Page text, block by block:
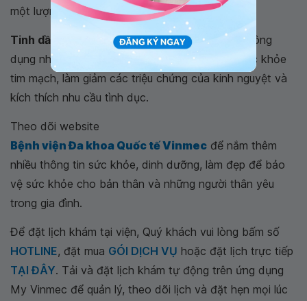
một lượng nhỏ.
Tinh dầu ngọc lan tâyđược biết đến với các công
dụng như làm đẹp da, chăm sóc tóc, bảo vệ sức khỏe
tim mạch, làm giảm các triệu chứng của kinh nguyệt và
kích thích nhu cầu tình dục.
Theo dõi website
Bệnh viện Đa khoa Quốc tế Vinmec để nắm thêm
nhiều thông tin sức khỏe, dinh dưỡng, làm đẹp để bảo
vệ sức khỏe cho bản thân và những người thân yêu
trong gia đình.
Để đặt lịch khám tại viện, Quý khách vui lòng bấm số
HOTLINE, đặt mua GÓI DỊCH VỤ hoặc đặt lịch trực tiếp
TẠI ĐÂY. Tải và đặt lịch khám tự động trên ứng dụng
My Vinmec để quản lý, theo dõi lịch và đặt hẹn mọi lúc